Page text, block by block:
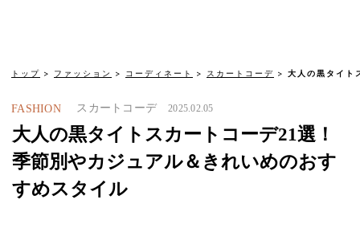
トップ ファッション コーディネート スカートコーデ 大人の黒タイト
FASHION スカートコーデ 2025.02.05
大人の黒タイトスカートコーデ21選！
季節別やカジュアル＆きれいめのおす
すめスタイル